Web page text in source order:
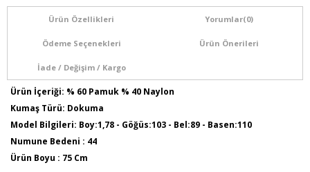
Ürün Özellikleri Yorumlar(0)
Ödeme Seçenekleri Ürün Önerileri
İade / Değişim / Kargo
Ürün İçeriği: % 60 Pamuk % 40 Naylon
Kumaş Türü: Dokuma
Model Bilgileri: Boy:1,78 - Göğüs:103 - Bel:89 - Basen:110
Numune Bedeni : 44
Ürün Boyu : 75 Cm